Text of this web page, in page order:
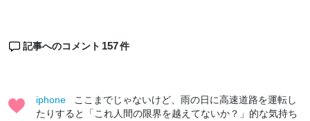
記事へのコメント 157件
iphone
ここまでじゃないけど、雨の日に高速道路を運転し
たりすると「これ人間の限界を越えてないか？」的な気持ち